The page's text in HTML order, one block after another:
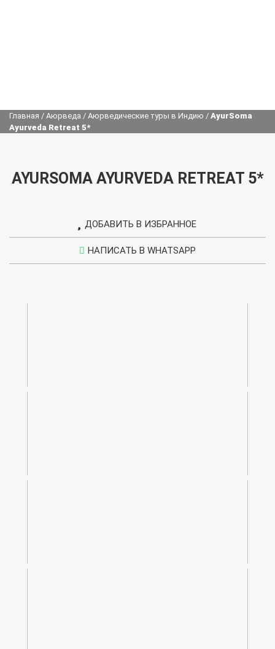
Главная / Аюрведа / Аюрведические туры в Индию / AyurSoma
Ayurveda Retreat 5*
AYURSOMA AYURVEDA RETREAT 5*
ДОБАВИТЬ В ИЗБРАННОЕ
НАПИСАТЬ В WHATSAPP